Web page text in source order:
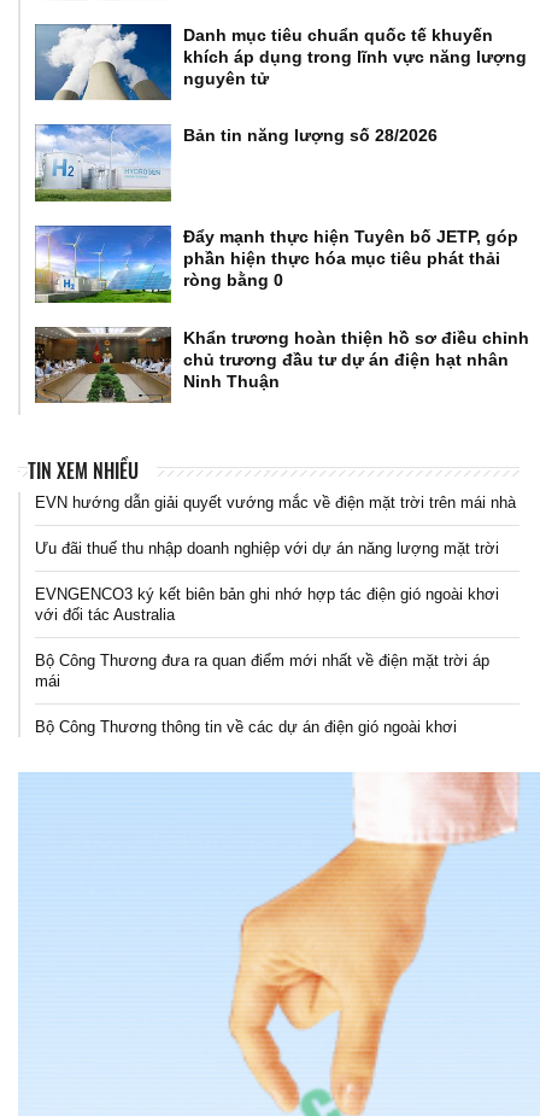
Danh mục tiêu chuẩn quốc tế khuyến
khích áp dụng trong lĩnh vực năng lượng
nguyên tử
Bản tin năng lượng số 28/2026
Đẩy mạnh thực hiện Tuyên bố JETP, góp
phần hiện thực hóa mục tiêu phát thải
ròng bằng 0
Khẩn trương hoàn thiện hồ sơ điều chỉnh
chủ trương đầu tư dự án điện hạt nhân
Ninh Thuận
TIN XEM NHIỀU
EVN hướng dẫn giải quyết vướng mắc về điện mặt trời trên mái nhà
Ưu đãi thuế thu nhập doanh nghiệp với dự án năng lượng mặt trời
EVNGENCO3 ký kết biên bản ghi nhớ hợp tác điện gió ngoài khơi
với đối tác Australia
Bộ Công Thương đưa ra quan điểm mới nhất về điện mặt trời áp
mái
Bộ Công Thương thông tin về các dự án điện gió ngoài khơi